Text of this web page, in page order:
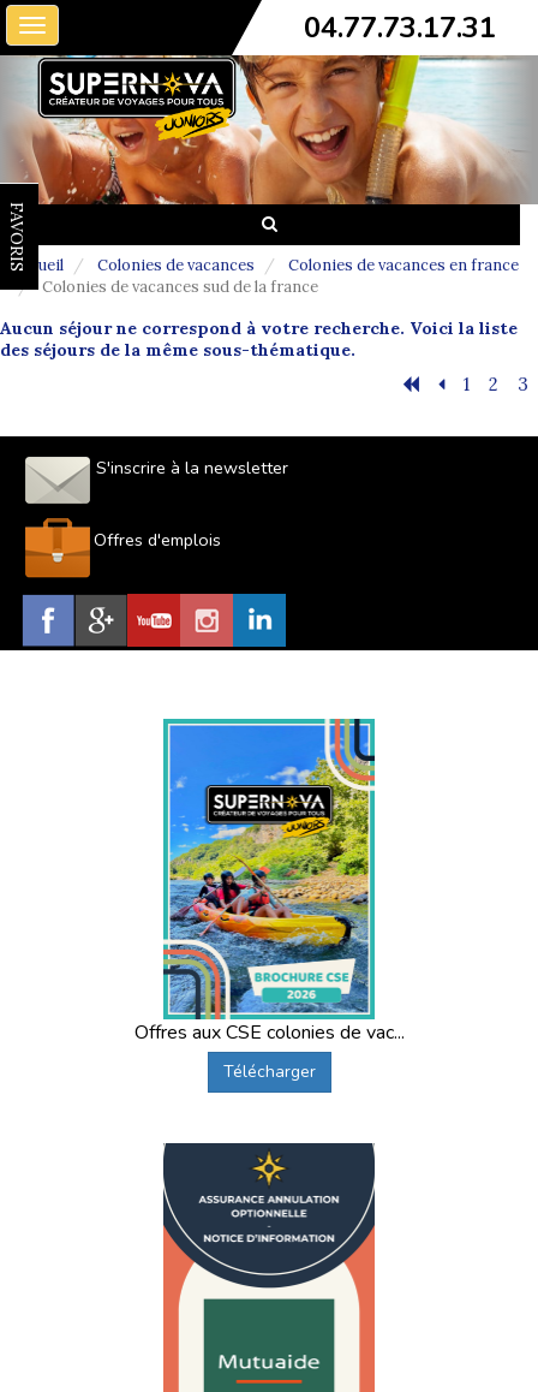
Toggle
navigation
04.77.73.17.31
FAVORIS
Accueil Colonies de vacances
Colonies de vacances en france
Colonies de vacances sud de la france
Aucun séjour ne correspond à votre recherche. Voici la liste
des séjours de la même sous-thématique.
1 2 3
S'inscrire à la newsletter
Offres d'emplois
Offres aux CSE colonies de vac...
Télécharger